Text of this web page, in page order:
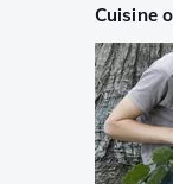
Cuisine